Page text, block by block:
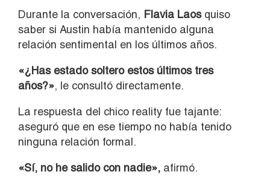
Durante la conversación, Flavia Laosquiso
saber si Austin había mantenido alguna
relación sentimental en los últimos años.
«¿Has estado soltero estos últimos tres
años?», le consultó directamente.
La respuesta del chico reality fue tajante:
aseguró que en ese tiempo no había tenido
ninguna relación formal.
«Sí, no he salido con nadie», afirmó.